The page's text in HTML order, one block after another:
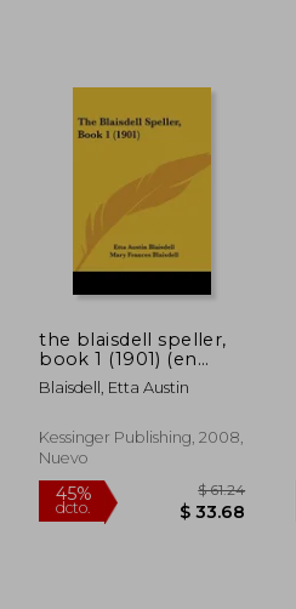
the blaisdell speller,
book 1 (1901) (en
Inglés)
Blaisdell, Etta Austin
Kessinger Publishing, 2008,
Nuevo